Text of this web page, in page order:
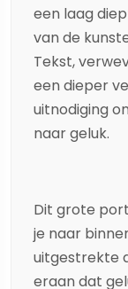
een laag
van de
Tekst,
een dieper
uitnodiging
naar geluk.
Dit grote
je naar
uitgestrekte
eraan dat